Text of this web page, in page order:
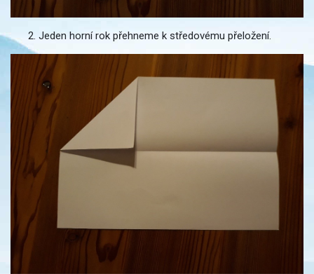
Jeden horní rok přehneme k středovému přeložení.